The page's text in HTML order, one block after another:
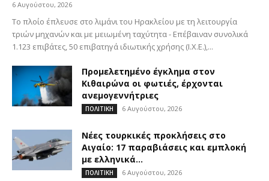
6 Αυγούστου, 2026
Το πλοίο έπλευσε στο λιμάνι του Ηρακλείου με τη λειτουργία
τριών μηχανών και με μειωμένη ταχύτητα - Επέβαιναν συνολικά
1.123 επιβάτες, 50 επιβατηγά ιδιωτικής χρήσης (Ι.Χ.Ε.),...
Προμελετημένο έγκλημα στον
Κιθαιρώνα οι φωτιές, έρχονται
ανεμογεννήτριες
ΠΟΛΙΤΙΚΗ 6 Αυγούστου, 2026
Νέες τουρκικές προκλήσεις στο
Αιγαίο: 17 παραβιάσεις και εμπλοκή
με ελληνικά...
ΠΟΛΙΤΙΚΗ 6 Αυγούστου, 2026